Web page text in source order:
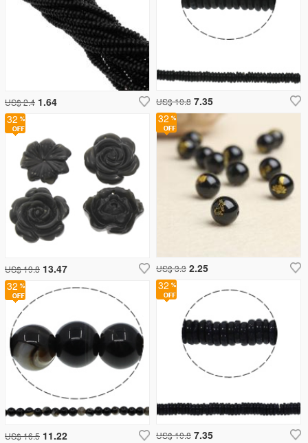
US$ 10.8 7.35
US$ 2.4 1.64
32
US$ 3.3 2.25
32
US$ 19.8 13.47
32
US$ 10.8 7.35
32
US$ 16.5 11.22